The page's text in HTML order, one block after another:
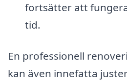
fortsätter att
tid.
En professionell
kan även innefatta